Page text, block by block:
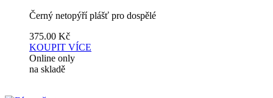
Černý netopýří plášť pro dospělé
375.00 Kč
KOUPIT VÍCE
Online only
na skladě